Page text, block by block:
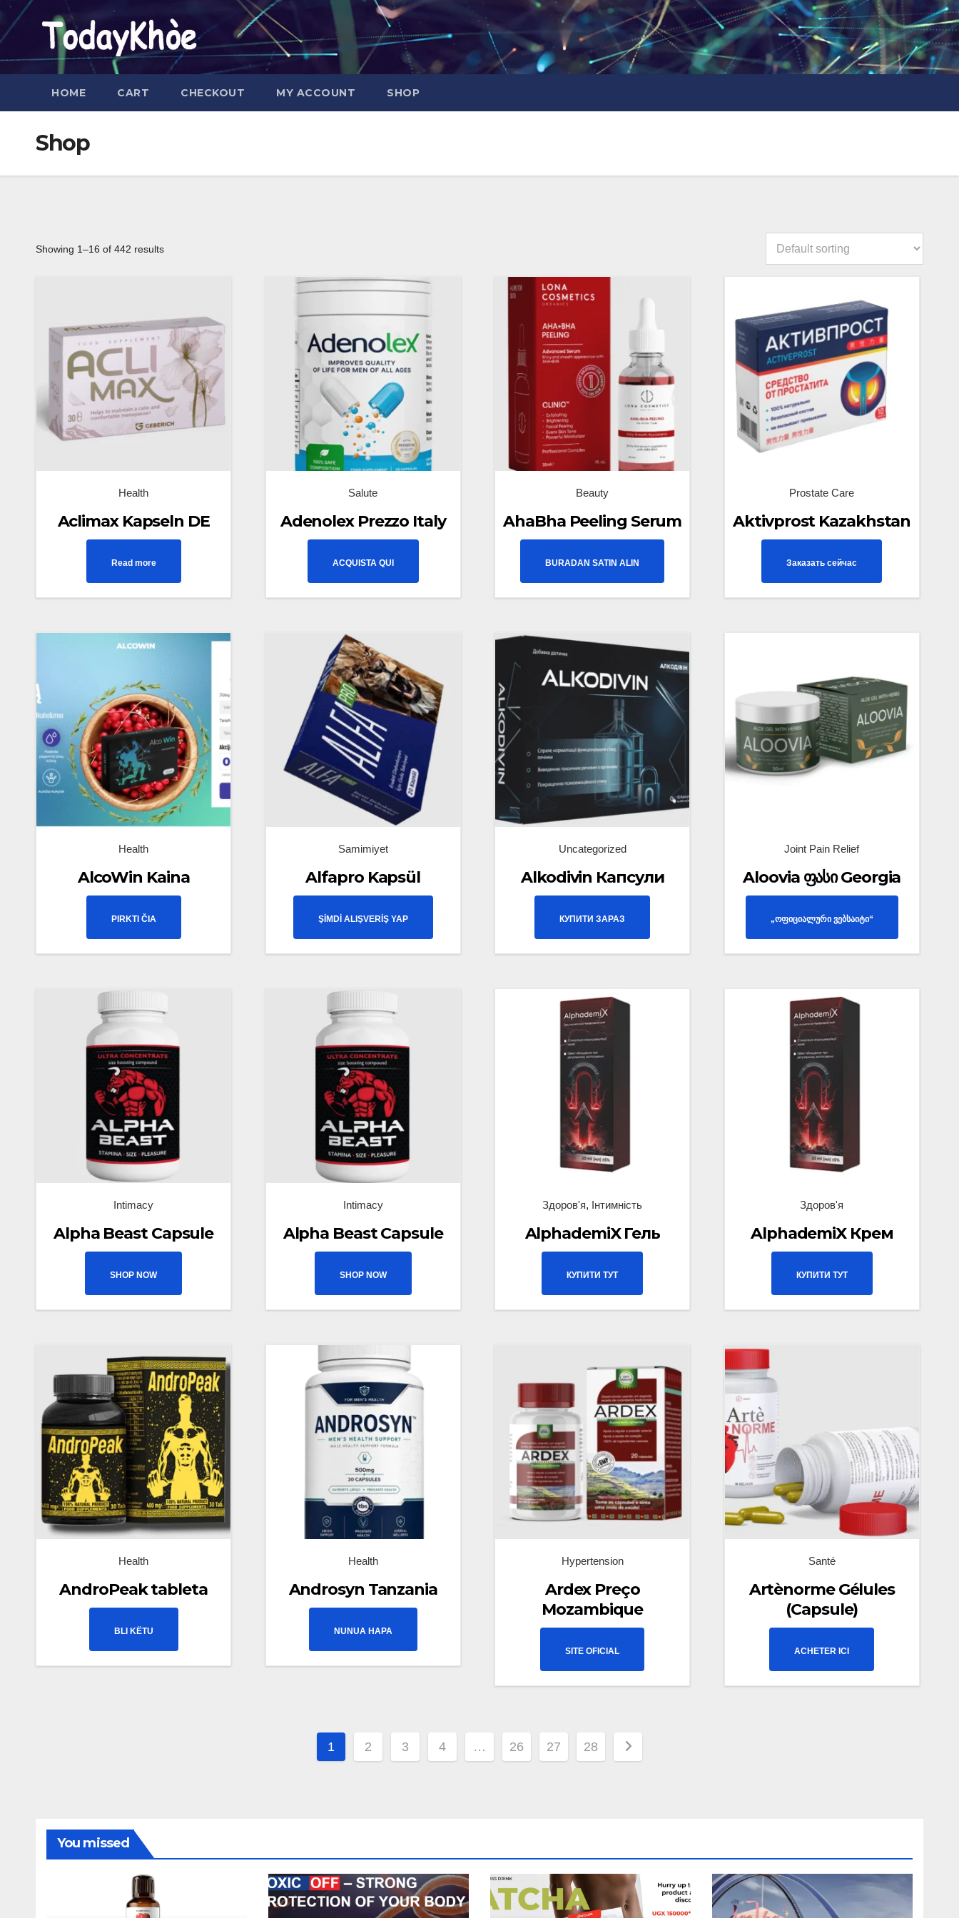
Skip
to
HOME CART CHECKOUT MY ACCOUNT SHOP
Shop
Showing 1–16 of 442 results
Health
Aclimax Kapseln DE
Read more
Salute
Adenolex Prezzo Italy
ACQUISTA QUI
Beauty
AhaBha Peeling Serum
BURADAN SATIN ALIN
Prostate Care
Aktivprost Kazakhstan
Заказать сейчас
Health
AlcoWin Kaina
PIRKTI ČIA
Samimiyet
Alfapro Kapsül
ŞİMDİ ALIŞVERİŞ YAP
Uncategorized
Alkodivin Капсули
КУПИТИ ЗАРАЗ
Joint Pain Relief
Aloovia ფასი Georgia
„ოფიციალური ვებსაიტი“
Intimacy
Alpha Beast Capsule
SHOP NOW
Intimacy
Alpha Beast Capsule
SHOP NOW
Здоров'я, Інтимність
AlphademiX Гель
КУПИТИ ТУТ
Здоров'я
AlphademiX Крем
КУПИТИ ТУТ
Health
AndroPeak tableta
BLI KËTU
Health
Androsyn Tanzania
NUNUA HAPA
Hypertension
Ardex Preço
Mozambique
SITE OFICIAL
Santé
Artènorme Gélules
(Capsule)
ACHETER ICI
1 2 3 4 … 26 27 28
You missed